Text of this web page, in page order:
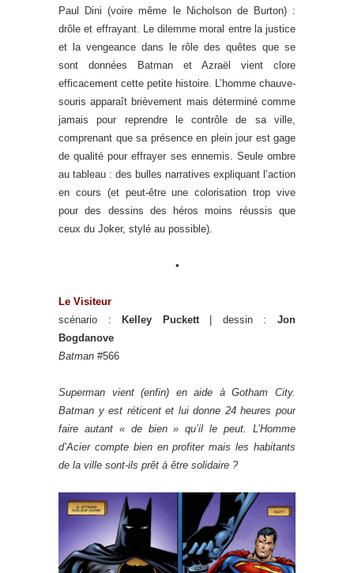
Paul Dini (voire même le Nicholson de Burton) :
drôle et effrayant. Le dilemme moral entre la justice
et la vengeance dans le rôle des quêtes que se
sont données Batman et Azraël vient clore
efficacement cette petite histoire. L’homme chauve-
souris apparaît brièvement mais déterminé comme
jamais pour reprendre le contrôle de sa ville,
comprenant que sa présence en plein jour est gage
de qualité pour effrayer ses ennemis. Seule ombre
au tableau : des bulles narratives expliquant l’action
en cours (et peut-être une colorisation trop vive
pour des dessins des héros moins réussis que
ceux du Joker, stylé au possible).
•
Le Visiteur
scénario :
Kelley Puckett| dessin : Jon
Bogdanove
Batman #566
Superman vient (enfin) en aide à Gotham City.
Batman y est réticent et lui donne 24 heures pour
faire autant « de bien » qu’il le peut. L’Homme
d’Acier compte bien en profiter mais les habitants
de la ville sont-ils prêt à être solidaire ?